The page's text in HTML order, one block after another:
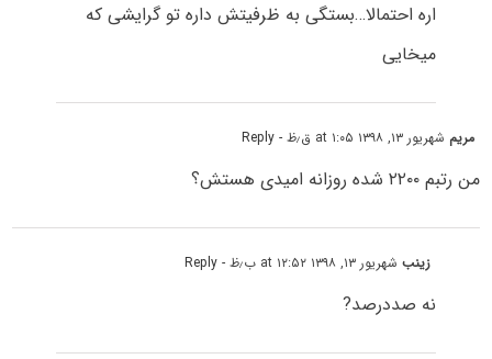
اره احتمالا…بستگی به ظرفیتش داره تو گرایشی که
میخایی
مریم شهریور ۱۳, ۱۳۹۸ at ۱:۰۵ ق٫ظ - Reply
من رتبم ۲۲۰۰ شده روزانه امیدی هستش؟
زینبشهریور ۱۳, ۱۳۹۸ at ۱۲:۵۲ ب٫ظ - Reply
نه صددرصد?